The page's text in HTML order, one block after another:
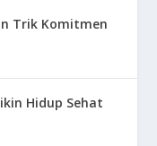
Trik Komitmen
Hidup Sehat